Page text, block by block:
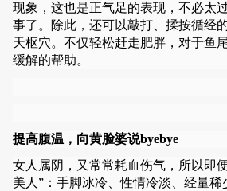
现象，这也是正气足的表现，不必太
事了。除此，还可以敲打、揉按循经
天枢穴。不仅轻松赶走肥胖，对于鱼
缓解的帮助。
提高腹温，向黄脸婆说byebye
女人属阴，又常常耗血伤气，所以即
美人”：手脚冰冷、性情冷淡、经量